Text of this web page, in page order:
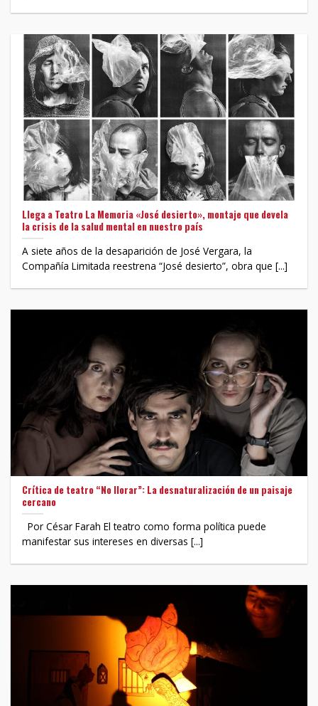
Llega a Teatro La Memoria «José desierto», montaje que devela
la crisis de la salud mental en nuestro país
A siete años de la desaparición de José Vergara, la
Compañía Limitada reestrena “José desierto”, obra que [...]
Crítica de teatro “No llorar”: La desnaturalización de un paisaje
cercano
Por César Farah El teatro como forma política puede
manifestar sus intereses en diversas [...]